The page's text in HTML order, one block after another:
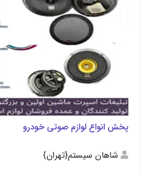
پخش انواع لوازم صوتی خودرو
شاهان سیستم{تهران}